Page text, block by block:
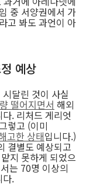
중 서양권에서 가
고 봐도 과언이 아
예상
달린 것이 사실
떨어지면서 해외
. 리처드 게리엇
렇고 (이미
고한 상태입니다.)
결별도 예상되고
지 못하게 되었으
는 70명 이상의
다.